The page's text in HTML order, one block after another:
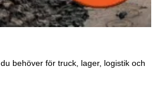
behöver för truck, lager, logistik och